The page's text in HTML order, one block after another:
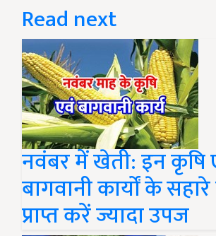
Read next
नवंबर में खेती: इन कृषि
बागवानी कार्यों के
प्राप्त करें ज्यादा उपज